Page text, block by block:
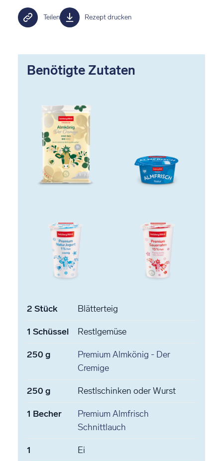
Teilen Rezept drucken
Benötigte Zutaten
2 Stück Blätterteig
1 Schüssel Restlgemüse
250 g
Premium Almkönig - Der
Cremige
250 g Restlschinken oder Wurst
1 Becher
Premium Almfrisch
Schnittlauch
1 Ei